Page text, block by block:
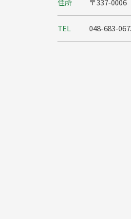
住所 〒337-
TEL 048-683-